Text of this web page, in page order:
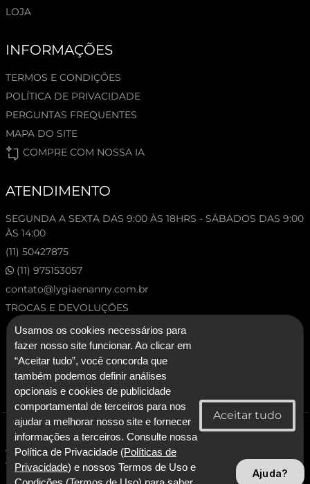
LOJA
INFORMAÇÕES
TERMOS E CONDIÇÕES
POLÍTICA DE PRIVACIDADE
PERGUNTAS FREQUENTES
MAPA DO SITE
COMPRE COM NOSSA IA
ATENDIMENTO
SEGUNDA A SEXTA DAS 9:00 ÀS 18HRS - SÁBADOS DAS 9:00
ÀS 14:00
(11) 50427875
(11) 975153057
contato@lygiaenanny.com.br
TROCAS E DEVOLUÇÕES
© 2026 Lygia & Nanny. Todos os direitos reservados.
CNPJ: 53.227.120/0001-92 - Lygia & Nanny Artesanato Confeccoes e
Comercio LTDA
Usamos os cookies necessários para
fazer nosso site funcionar. Ao clicar em
“Aceitar tudo”, você concorda que
também podemos definir análises
opcionais e cookies de publicidade
comportamental de terceiros para nos
ajudar a melhorar nosso site e fornecer
informações a terceiros. Consulte nossa
Política de Privacidade (Políticas de
Privacidade) e nossos Termos de Uso e
Ajuda?